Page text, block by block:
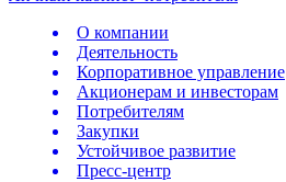
О компании
Деятельность
Корпоративное управление
Акционерам и инвесторам
Потребителям
Закупки
Устойчивое развитие
Пресс-центр